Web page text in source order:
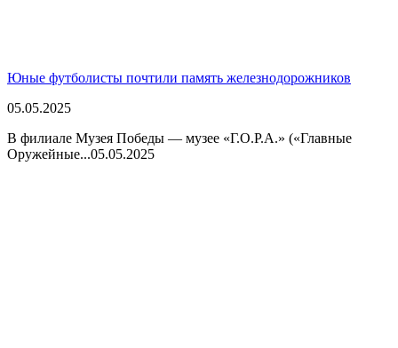
Юные футболисты почтили память железнодорожников
05.05.2025
В филиале Музея Победы — музее «Г.О.Р.А.» («Главные
Оружейные...05.05.2025